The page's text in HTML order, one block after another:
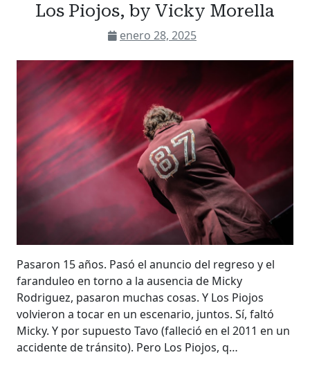
Los Piojos, by Vicky Morella
enero 28, 2025
Pasaron 15 años. Pasó el anuncio del regreso y el
faranduleo en torno a la ausencia de Micky
Rodriguez, pasaron muchas cosas. Y Los Piojos
volvieron a tocar en un escenario, juntos. Sí, faltó
Micky. Y por supuesto Tavo (falleció en el 2011 en un
accidente de tránsito). Pero Los Piojos, q…